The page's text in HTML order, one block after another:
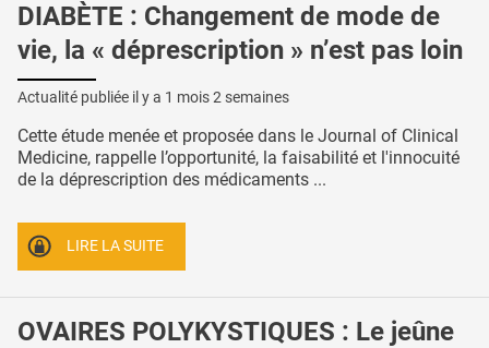
DIABÈTE : Changement de mode de
vie, la « déprescription » n’est pas loin
Actualité publiée il y a 1 mois 2 semaines
Cette étude menée et proposée dans le Journal of Clinical
Medicine, rappelle l’opportunité, la faisabilité et l'innocuité
de la déprescription des médicaments ...
LIRE LA SUITE
OVAIRES POLYKYSTIQUES : Le jeûne